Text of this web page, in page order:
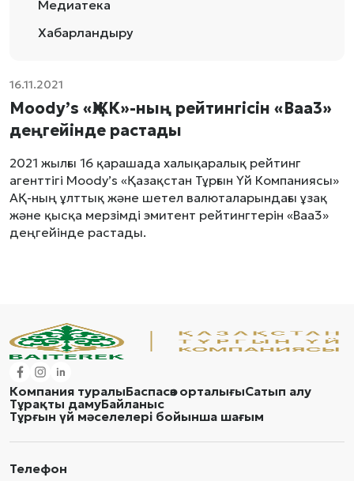
Медиатека
Хабарландыру
16.11.2021
Moody’s «ҚЖК»-ның рейтингісін «Baa3»
деңгейінде растады
2021 жылғы 16 қарашада халықаралық рейтинг
агенттігі Moody’s «Қазақстан Тұрғын Үй Компаниясы»
АҚ-ның ұлттық және шетел валюталарындағы ұзақ
және қысқа мерзімді эмитент рейтингтерін «Baa3»
деңгейінде растады.
Компания туралыБаспасөз орталығыСатып алу
Тұрақты дамуБайланыс
Тұрғын үй мәселелері бойынша шағым
Телефон